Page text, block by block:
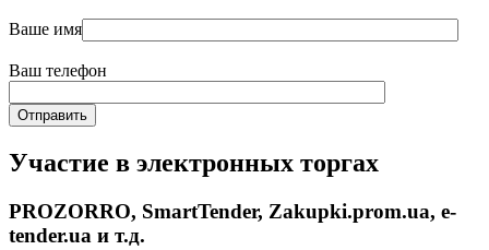
Ваше имя
Ваш телефон
Участие в электронных торгах
PROZORRO, SmartTender, Zakupki.prom.ua, e-
tender.ua и т.д.